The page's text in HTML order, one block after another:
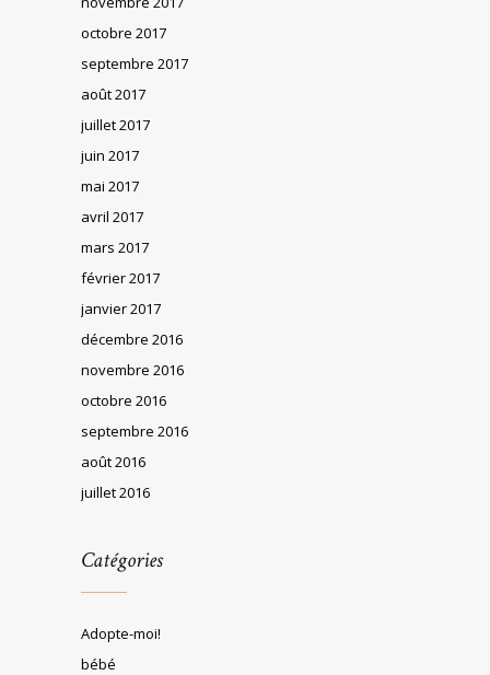
octobre 2017
septembre 2017
août 2017
juillet 2017
juin 2017
mai 2017
avril 2017
mars 2017
février 2017
janvier 2017
décembre 2016
novembre 2016
octobre 2016
septembre 2016
août 2016
juillet 2016
Catégories
Adopte-moi!
bébé